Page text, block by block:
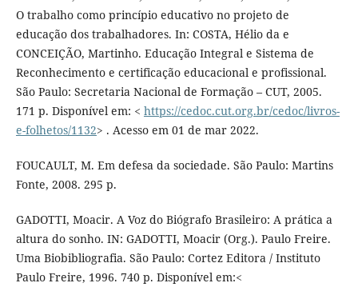
O trabalho como princípio educativo no projeto de
educação dos trabalhadores. In: COSTA, Hélio da e
CONCEIÇÃO, Martinho. Educação Integral e Sistema de
Reconhecimento e certificação educacional e profissional.
São Paulo: Secretaria Nacional de Formação – CUT, 2005.
171 p. Disponível em: < https://cedoc.cut.org.br/cedoc/livros-
e-folhetos/1132> . Acesso em 01 de mar 2022.
FOUCAULT, M. Em defesa da sociedade. São Paulo: Martins
Fonte, 2008. 295 p.
GADOTTI, Moacir. A Voz do Biógrafo Brasileiro: A prática a
altura do sonho. IN: GADOTTI, Moacir (Org.). Paulo Freire.
Uma Biobibliografia. São Paulo: Cortez Editora / Instituto
Paulo Freire, 1996. 740 p. Disponível em:<